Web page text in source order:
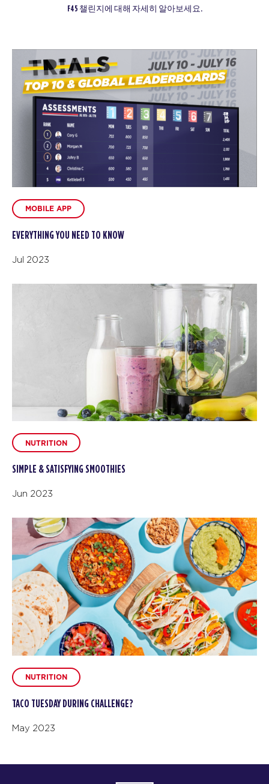
F45 챌린지에 대해 자세히 알아보세요.
MOBILE APP
EVERYTHING YOU NEED TO KNOW
Jul 2023
NUTRITION
SIMPLE & SATISFYING SMOOTHIES
Jun 2023
NUTRITION
TACO TUESDAY DURING CHALLENGE?
May 2023